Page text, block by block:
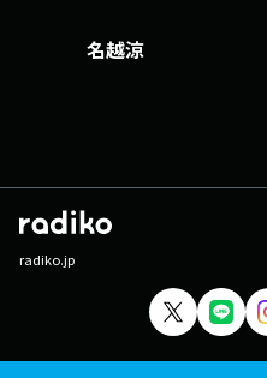
名越涼
radiko.jp